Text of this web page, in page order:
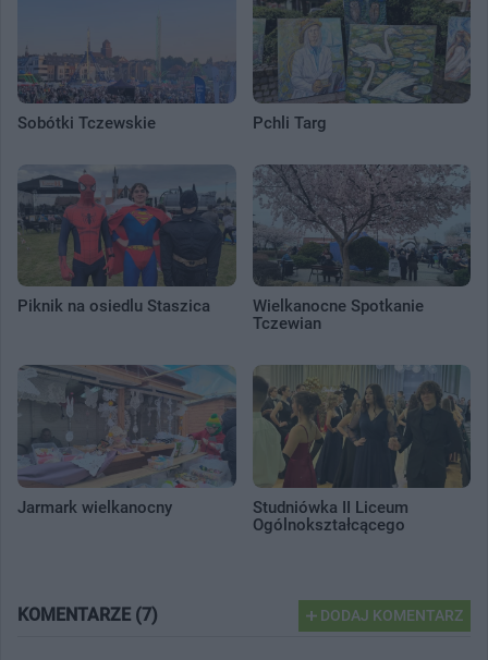
Sobótki Tczewskie Pchli Targ
Piknik na osiedlu Staszica
Wielkanocne Spotkanie
Tczewian
Jarmark wielkanocny
Studniówka II Liceum
Ogólnokształcącego
KOMENTARZE (7) DODAJ KOMENTARZ